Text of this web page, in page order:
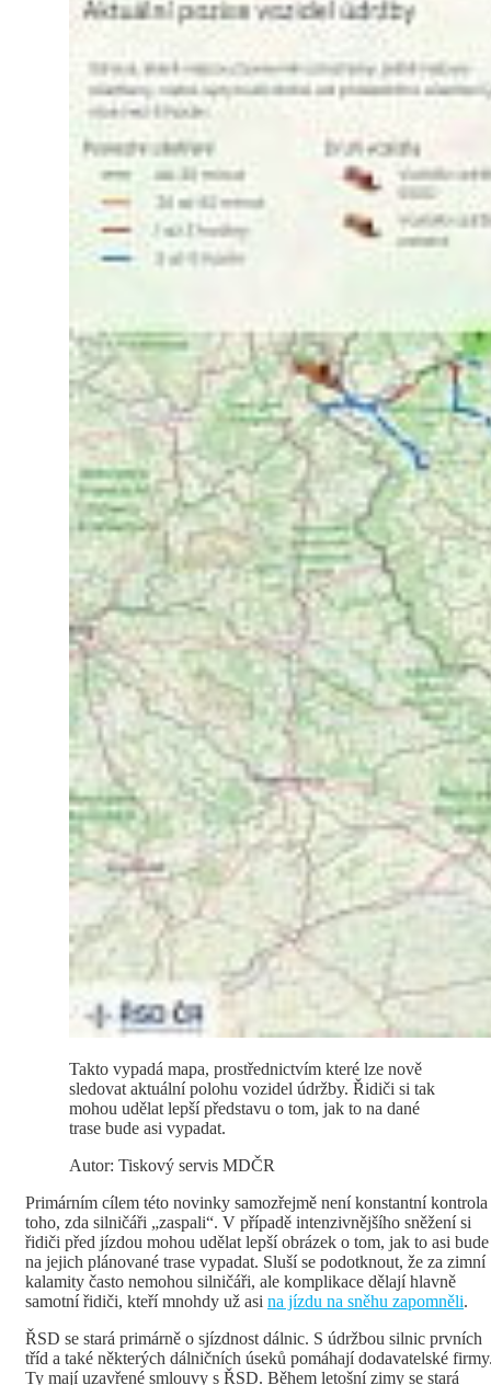
Takto vypadá mapa, prostřednictvím které lze nově
sledovat aktuální polohu vozidel údržby. Řidiči si tak
mohou udělat lepší představu o tom, jak to na dané
trase bude asi vypadat.
Autor: Tiskový servis MDČR
Primárním cílem této novinky samozřejmě není konstantní kontrola
toho, zda silničáři „zaspali“. V případě intenzivnějšího sněžení si
řidiči před jízdou mohou udělat lepší obrázek o tom, jak to asi bude
na jejich plánované trase vypadat. Sluší se podotknout, že za zimní
kalamity často nemohou silničáři, ale komplikace dělají hlavně
samotní řidiči, kteří mnohdy už asi na jízdu na sněhu zapomněli.
ŘSD se stará primárně o sjízdnost dálnic. S údržbou silnic prvních
tříd a také některých dálničních úseků pomáhají dodavatelské
Ty mají uzavřené smlouvy s ŘSD. Během letošní zimy se stará